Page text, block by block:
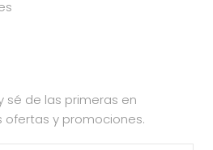
sé de las primeras en
y promociones.